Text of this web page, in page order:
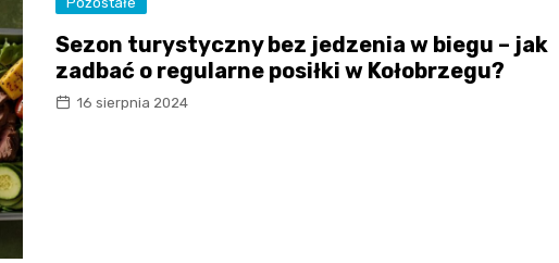
Sezon turystyczny bez jedzenia w biegu – jak
zadbać o regularne posiłki w Kołobrzegu?
16 sierpnia 2024